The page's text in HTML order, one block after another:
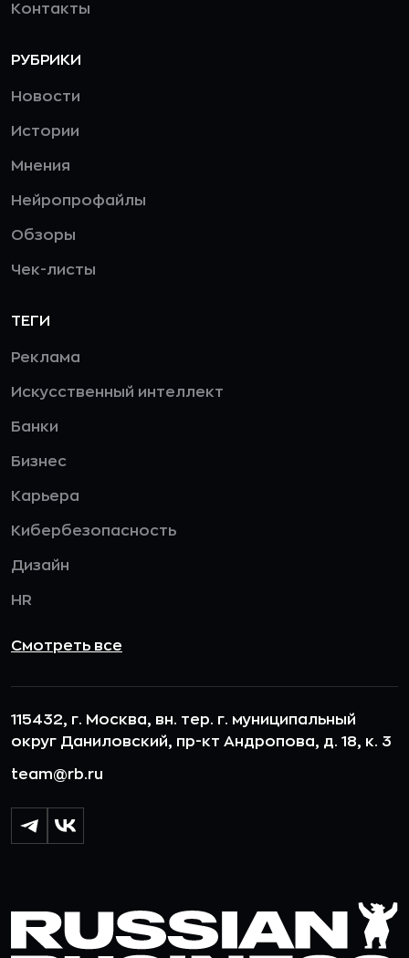
Контакты
РУБРИКИ
Новости
Истории
Мнения
Нейропрофайлы
Обзоры
Чек-листы
ТЕГИ
Реклама
Искусственный интеллект
Банки
Бизнес
Карьера
Кибербезопасность
Дизайн
HR
Смотреть все
115432, г. Москва, вн. тер. г. муниципальный
округ Даниловский, пр-кт Андропова, д. 18, к. 3
team@rb.ru